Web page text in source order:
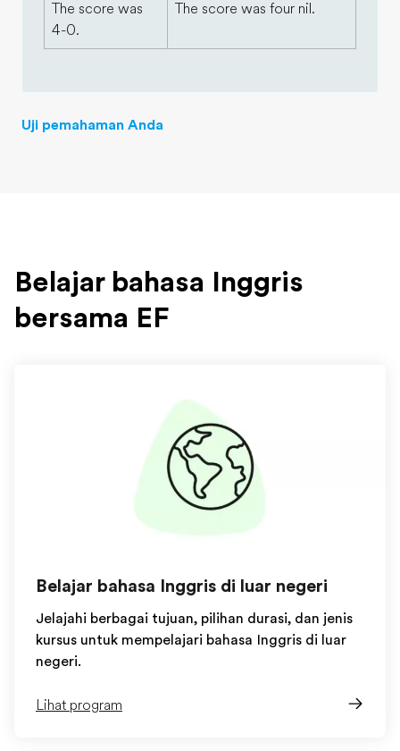
The score was
4-0.
The score was four nil.
Uji pemahaman Anda
Belajar bahasa Inggris
bersama EF
Belajar bahasa Inggris di luar negeri
Jelajahi berbagai tujuan, pilihan durasi, dan jenis
kursus untuk mempelajari bahasa Inggris di luar
negeri.
Lihat program